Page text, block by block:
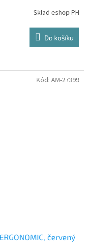
Sklad eshop PH
Do košíku
červený
Kód: AM-27399